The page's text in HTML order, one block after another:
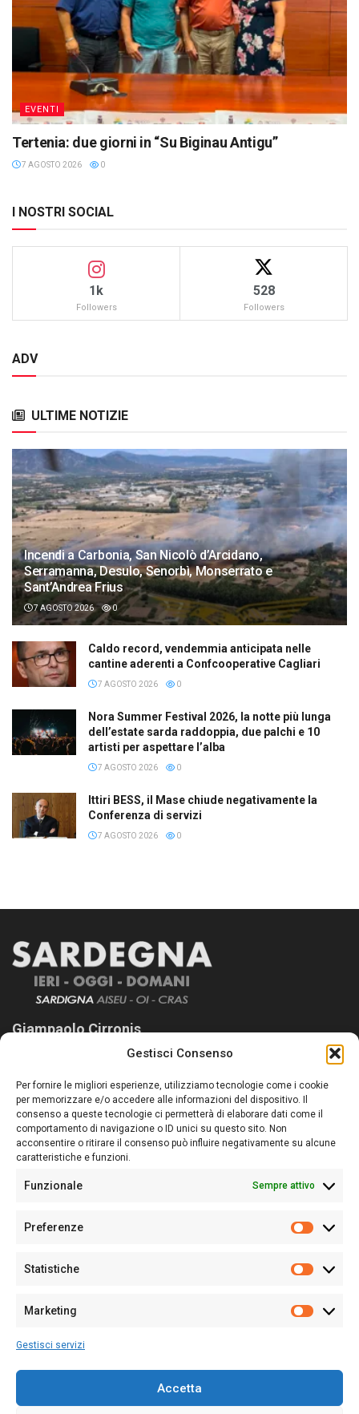
Gestisci Consenso
Per fornire le migliori esperienze, utilizziamo tecnologie come i cookie
per memorizzare e/o accedere alle informazioni del dispositivo. Il
consenso a queste tecnologie ci permetterà di elaborare dati come il
comportamento di navigazione o ID unici su questo sito. Non
acconsentire o ritirare il consenso può influire negativamente su alcune
caratteristiche e funzioni.
Funzionale Sempre attivo
Preferenze
Statistiche
Marketing
Gestisci servizi
Accetta
EVENTI
Tertenia: due giorni in “Su Biginau Antigu”
7 AGOSTO 2026 0
I NOSTRI SOCIAL
1k
Followers
528
Followers
ADV
ULTIME NOTIZIE
Incendi a Carbonia, San Nicolò d’Arcidano,
Serramanna, Desulo, Senorbì, Monserrato e
Sant’Andrea Frius
7 AGOSTO 2026 0
Caldo record, vendemmia anticipata nelle
cantine aderenti a Confcooperative Cagliari
7 AGOSTO 2026 0
Nora Summer Festival 2026, la notte più lunga
dell’estate sarda raddoppia, due palchi e 10
artisti per aspettare l’alba
7 AGOSTO 2026 0
Ittiri BESS, il Mase chiude negativamente la
Conferenza di servizi
7 AGOSTO 2026 0
Giampaolo Cirronis
Sardegna Ieri-Oggi-Domani nasce per informare “liberamente” i
lettori su quanto accade in Sardegna, con un occhio rivolto al
nostro passato e, soprattutto, al nostro futuro
Follow Us
Sede:Via Cristoforo Colombo 09013 Carbonia
Partita IVA02270380922
128/2020 del 10/02/2020
Per la Pubblicità: